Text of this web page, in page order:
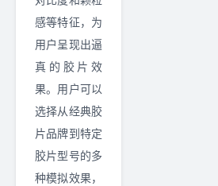
感等特征，为
用户呈现出逼
真的胶片效
果。用户可以
选择从经典胶
片品牌到特定
胶片型号的多
种模拟效果，